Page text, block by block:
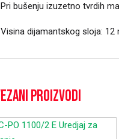
Pri bušenju izuzetno tvrdih
Visina dijamantskog sloja: 12
proizvodi